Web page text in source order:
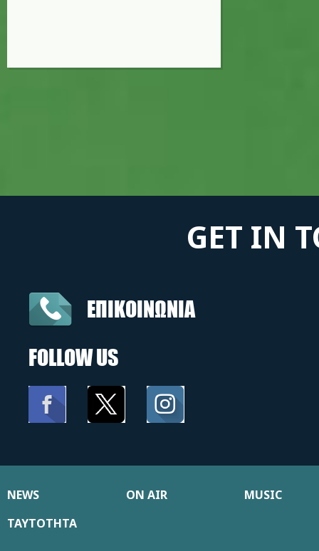
GET IN
ΕΠΙΚΟΙΝΩΝΙΑ
FOLLOW US
NEWS ON AIR
MUSIC
ΤΑΥΤΟΤΗΤΑ